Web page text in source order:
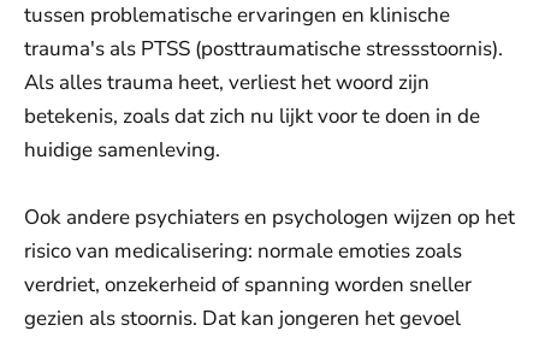
tussen problematische ervaringen en klinische
trauma's als PTSS (posttraumatische stressstoornis).
Als alles trauma heet, verliest het woord zijn
betekenis, zoals dat zich nu lijkt voor te doen in de
huidige samenleving.
Ook andere psychiaters en psychologen wijzen op het
risico van medicalisering: normale emoties zoals
verdriet, onzekerheid of spanning worden sneller
gezien als stoornis. Dat kan jongeren het gevoel